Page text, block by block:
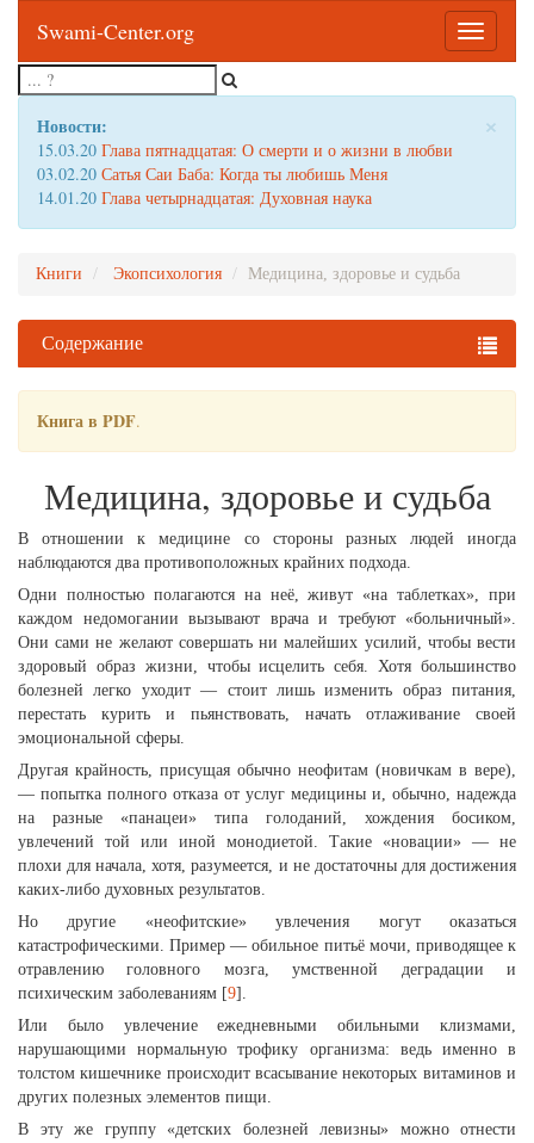
Toggle
Swami-Center.org
×
Новости:
15.03.20 Глава пятнадцатая: О смерти и о жизни в любви
03.02.20 Сатья Саи Баба: Когда ты любишь Меня
14.01.20 Глава четырнадцатая: Духовная наука
Книги Экопсихология Медицина, здоровье и судьба
Содержание
Книга в PDF.
Медицина, здоровье и судьба
В отношении к медицине со стороны разных людей иногда
наблюдаются два противоположных крайних подхода.
Одни полностью полагаются на неё, живут «на таблетках», при
каждом недомогании вызывают врача и требуют «больничный».
Они сами не желают совершать ни малейших усилий, чтобы вести
здоровый образ жизни, чтобы исцелить себя. Хотя большинство
болезней легко уходит — стоит лишь изменить образ питания,
перестать курить и пьянствовать, начать отлаживание своей
эмоциональной сферы.
Другая крайность, присущая обычно неофитам (новичкам в вере),
— попытка полного отказа от услуг медицины и, обычно, надежда
на разные «панацеи» типа голоданий, хождения босиком,
увлечений той или иной монодиетой. Такие «новации» — не
плохи для начала, хотя, разумеется, и не достаточны для достижения
каких-либо духовных результатов.
Но другие «неофитские» увлечения могут оказаться
катастрофическими. Пример — обильное питьё мочи, приводящее к
отравлению головного мозга, умственной деградации и
психическим заболеваниям [9].
Или было увлечение ежедневными обильными клизмами,
нарушающими нормальную трофику организма: ведь именно в
толстом кишечнике происходит всасывание некоторых витаминов и
других полезных элементов пищи.
В эту же группу «детских болезней левизны» можно отнести